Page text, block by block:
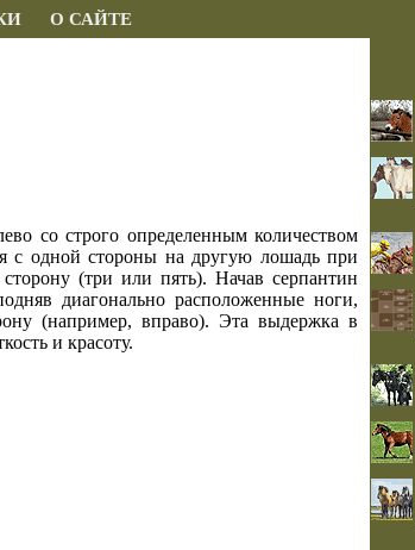
О САЙТЕ
со строго определенным количеством
с одной стороны на другую лошадь при
(три или пять). Начав серпантин
диагонально расположенные ноги,
(например, вправо). Эта выдержка в
и красоту.